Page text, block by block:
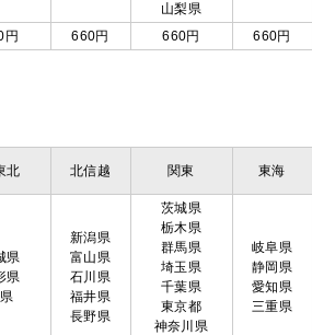
山梨県
円 660円 660円 660円
北 北信越 関東 東海
県
県
県
新潟県
富山県
石川県
福井県
長野県
茨城県
栃木県
群馬県
埼玉県
千葉県
東京都
神奈川県
岐阜県
静岡県
愛知県
三重県